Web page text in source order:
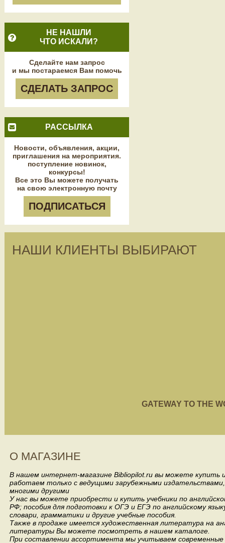
НЕ НАШЛИ
ЧТО ИСКАЛИ?
Сделайте нам запрос
и мы постараемся Вам помочь
СДЕЛАТЬ ЗАПРОС
РАССЫЛКА
Новости, объявления, акции,
приглашения на мероприятия.
поступление новинок,
конкурсы!
Все это Вы можете получать
на свою электронную почту
ПОДПИСАТЬСЯ
НАШИ КЛИЕНТЫ ВЫБИРАЮТ
GATEWAY TO THE
О МАГАЗИНЕ
В нашем интернет-магазине Bibliopilot.ru вы можете купить
работаем только с ведущими зарубежными издательствами,
многими другими
У нас вы можете приобрести и купить учебники по
РФ; пособия для подготовки к ОГЭ и ЕГЭ по английскому
словари, грамматики и другие учебные пособия.
Также в продаже имеется художественная литература на
литературы Вы можете посмотреть в нашем каталоге.
При составлении ассортимента мы учитываем